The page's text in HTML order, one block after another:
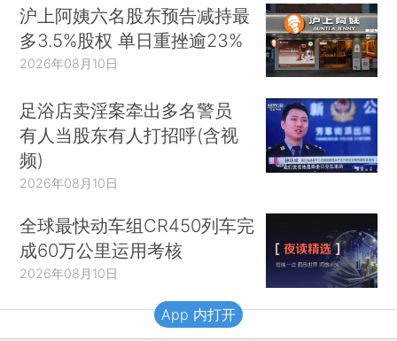
沪上阿姨六名股东预告减持最
多3.5%股权 单日重挫逾23%
2026年08月10日
足浴店卖淫案牵出多名警员
有人当股东有人打招呼(含视
频)
2026年08月10日
全球最快动车组CR450列车完
成60万公里运用考核
2026年08月10日
App 内打开